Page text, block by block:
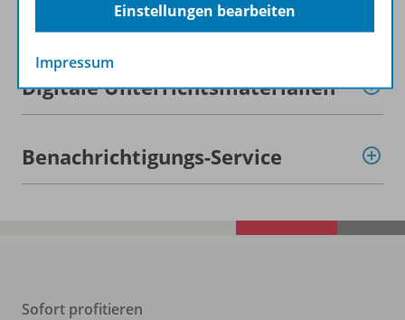
Teilvorabdruck
Digitale Unterrichtsmaterialien
Benachrichtigungs-Service
Sofort profitieren
Einstellungen bearbeiten
Impressum